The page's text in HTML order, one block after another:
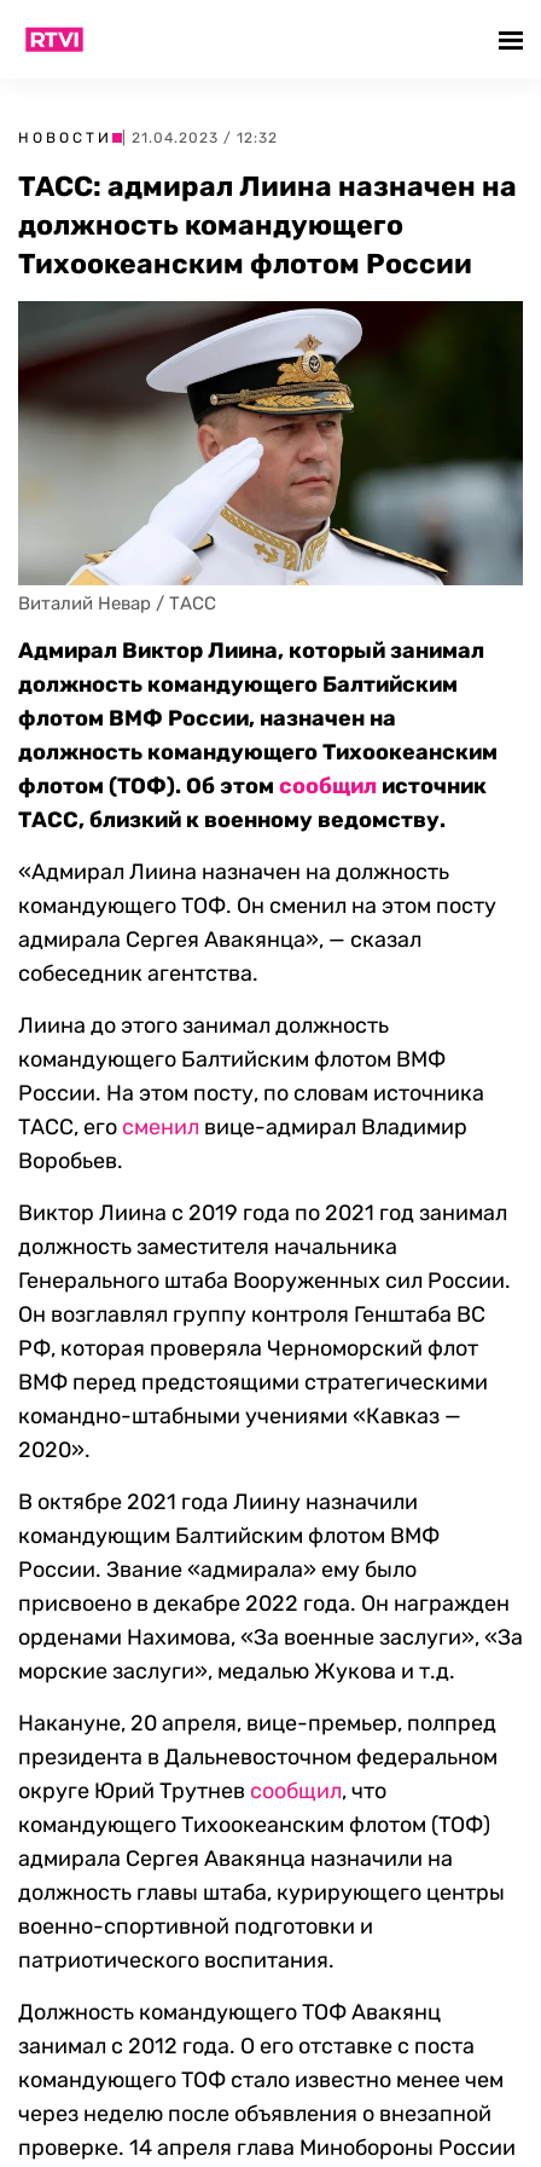
НОВОСТИ | 21.04.2023 / 12:32
ТАСС: адмирал Лиина назначен на
должность командующего
Тихоокеанским флотом России
Виталий Невар / ТАСС
Адмирал Виктор Лиина, который занимал
должность командующего Балтийским
флотом ВМФ России, назначен на
должность командующего Тихоокеанским
флотом (ТОФ). Об этом сообщил источник
ТАСС, близкий к военному ведомству.
«Адмирал Лиина назначен на должность
командующего ТОФ. Он сменил на этом посту
адмирала Сергея Авакянца», — сказал
собеседник агентства.
Лиина до этого занимал должность
командующего Балтийским флотом ВМФ
России. На этом посту, по словам источника
ТАСС, его сменил вице-адмирал Владимир
Воробьев.
Виктор Лиина с 2019 года по 2021 год занимал
должность заместителя начальника
Генерального штаба Вооруженных сил России.
Он возглавлял группу контроля Генштаба ВС
РФ, которая проверяла Черноморский флот
ВМФ перед предстоящими стратегическими
командно-штабными учениями «Кавказ —
2020».
В октябре 2021 года Лиину назначили
командующим Балтийским флотом ВМФ
России. Звание «адмирала» ему было
присвоено в декабре 2022 года. Он награжден
орденами Нахимова, «За военные заслуги», «За
морские заслуги», медалью Жукова и т.д.
Накануне, 20 апреля, вице-премьер, полпред
президента в Дальневосточном федеральном
округе Юрий Трутнев сообщил, что
командующего Тихоокеанским флотом (ТОФ)
адмирала Сергея Авакянца назначили на
должность главы штаба, курирующего центры
военно-спортивной подготовки и
патриотического воспитания.
Должность командующего ТОФ Авакянц
занимал с 2012 года. О его отставке с поста
командующего ТОФ стало известно менее чем
через неделю после объявления о внезапной
проверке. 14 апреля глава Минобороны России